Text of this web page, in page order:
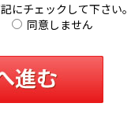
にチェックして下さい。
同意しません